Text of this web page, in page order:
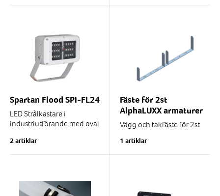
Spartan Flood SPI-FL24
LED Strålkastare i
industriutförande med oval
ljusvinklar 10°...120°. Med
eller utan...
2 artiklar
Fäste för 2st
AlphaLUXX armaturer
Vägg och takfäste för 2st
samt 120) i rostfritt stål.
1 artiklar